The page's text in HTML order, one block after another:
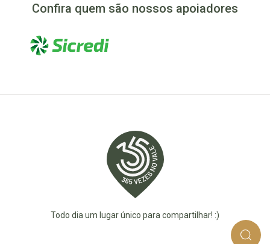
Confira quem são nossos apoiadores
Todo dia um lugar único para compartilhar! :)